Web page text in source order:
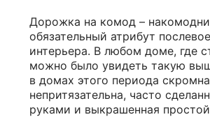
Дорожка на комод –
обязательный атрибут
интерьера. В любом доме, где
можно было увидеть такую
в домах этого периода
непритязательна, часто
руками и выкрашенная